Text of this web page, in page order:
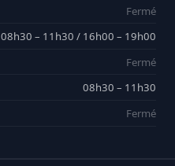
Fermé
08h30 – 11h30 / 16h00 – 19h00
Fermé
08h30 – 11h30
Fermé